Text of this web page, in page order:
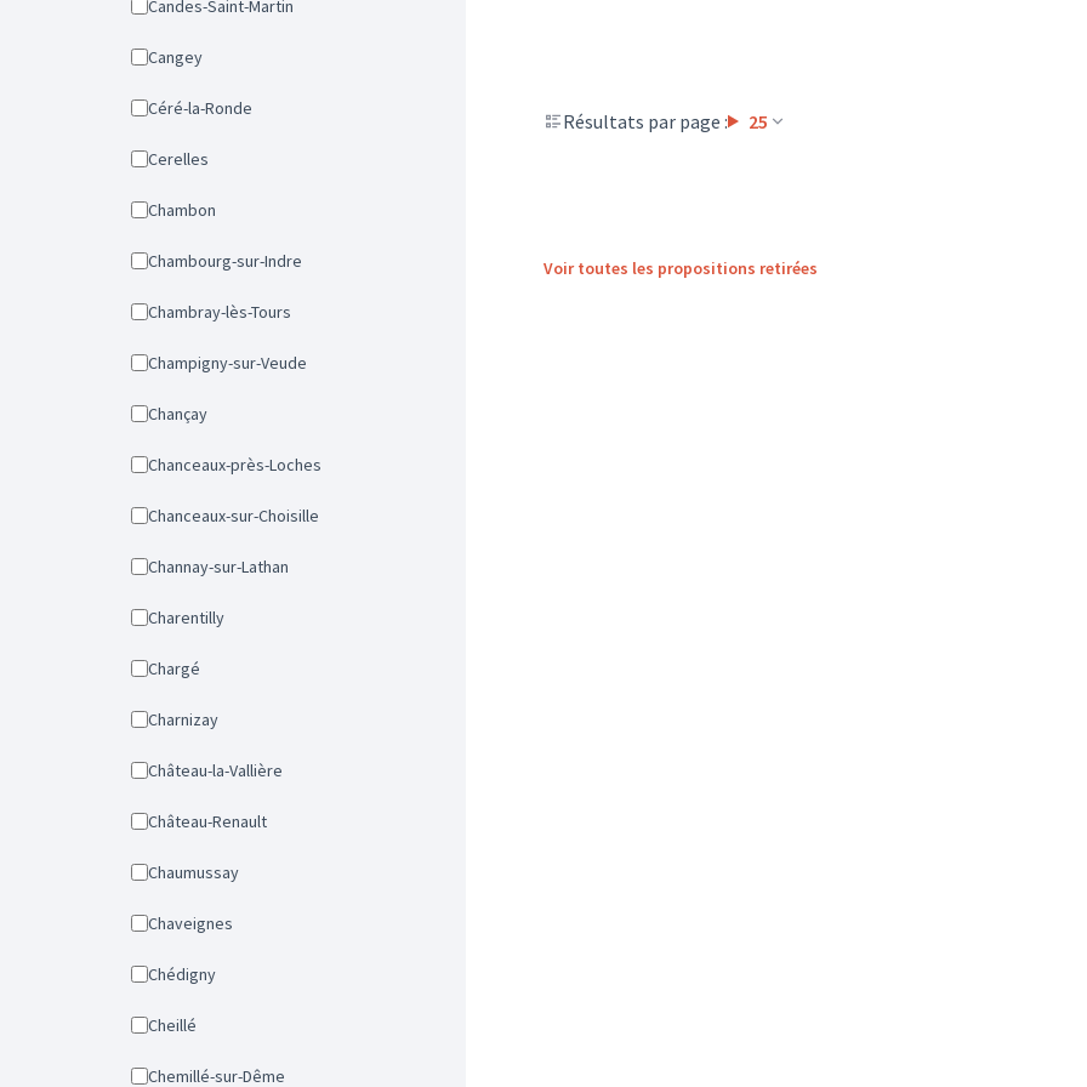
Candes-Saint-Martin
Cangey
Céré-la-Ronde
Cerelles
Chambon
Chambourg-sur-Indre
Chambray-lès-Tours
Champigny-sur-Veude
Chançay
Chanceaux-près-Loches
Chanceaux-sur-Choisille
Channay-sur-Lathan
Charentilly
Chargé
Charnizay
Château-la-Vallière
Château-Renault
Chaumussay
Chaveignes
Chédigny
Cheillé
Chemillé-sur-Dême
Résultats par page : 25
Voir toutes les propositions retirées